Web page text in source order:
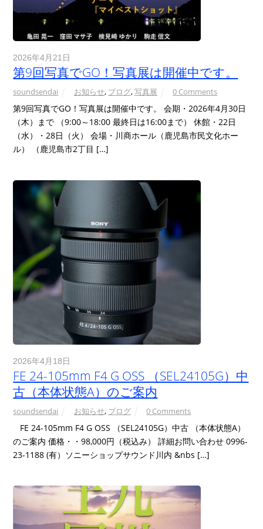
2026年4月21日
第9回写真でGO！写真展は開催中です。
soundsendai お知らせ, ブログ,写真展 0 Comments
第9回写真でGO！写真展は開催中です。 会期・2026年4月30日
（木）まで （9:00～18:00 最終日は16:00まで） 休館・22日
（水）・28日（火） 会場・川商ホール（鹿児島市民文化ホー
ル） （鹿児島市2丁目 […]
2026年4月18日
FE 24-105mm F4 G OSS （SEL24105G）中
古（本体状態A）のご案内
soundsendai お知らせ, ブログ 0 Comments
FE 24-105mm F4 G OSS （SEL24105G）中古 （本体状態A）
のご案内 価格・・98,000円（税込み） 詳細お問い合わせ 0996-
23-1188 (有）ソニーショップサウンド川内 &nbs […]